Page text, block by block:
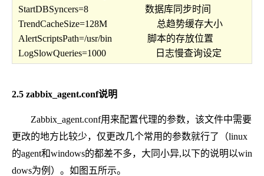
StartDBSyncers=8 数据库同步时间
TrendCacheSize=128M 总趋势缓存大小
AlertScriptsPath=/usr/bin 脚本的存放位置
LogSlowQueries=1000 日志慢查询设定
2.5 zabbix_agent.conf说明
Zabbix_agent.conf用来配置代理的参数，该文件中需要
更改的地方比较少，仅更改几个常用的参数就行了（linux
的agent和windows的都差不多，大同小异,以下的说明以win
dows为例）。如图五所示。